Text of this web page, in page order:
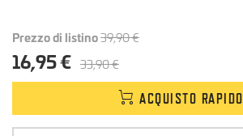
Prezzo di listino39,90 €
16,95 € 33,90 €
ACQUISTO RAPIDO